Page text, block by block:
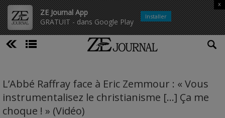
ZE Journal App
GRATUIT - dans Google Play
x
Installer
L’Abbé Raffray face à Eric Zemmour : « Vous
instrumentalisez le christianisme […] Ça me
choque ! » (Vidéo)